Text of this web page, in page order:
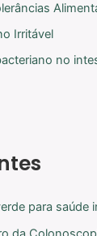
Irritável
no
para saúde